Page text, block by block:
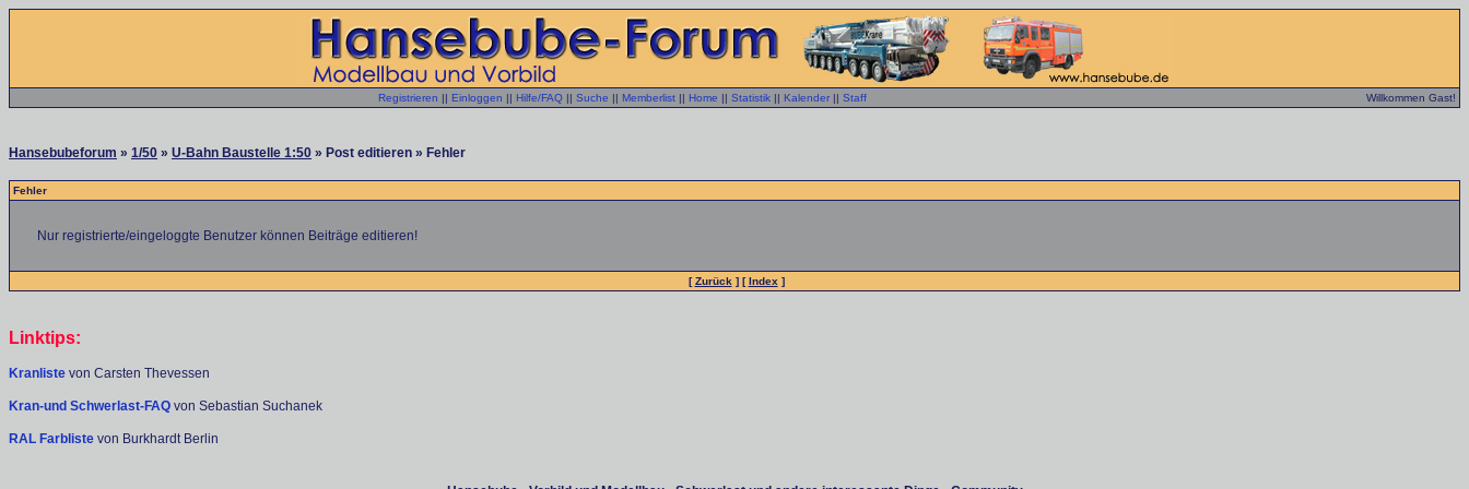
Registrieren || Einloggen || Hilfe/FAQ || Suche || Memberlist || Home || Statistik || Kalender || Staff Willkommen Gast!
Hansebubeforum » 1/50 » U-Bahn Baustelle 1:50 » Post editieren » Fehler
Fehler
Nur registrierte/eingeloggte Benutzer können Beiträge editieren!
[Zurück ] [Index ]
Linktips:
Kranliste von Carsten Thevessen
Kran-und Schwerlast-FAQ von Sebastian Suchanek
RAL Farbliste von Burkhardt Berlin